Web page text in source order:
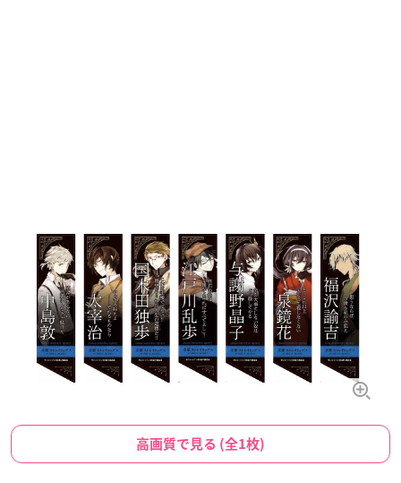
高画質で見る (全1枚)